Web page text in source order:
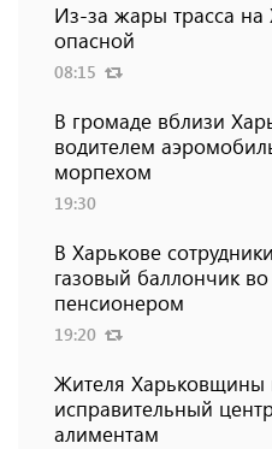
Из-за жары трасса на
опасной
08:15
В громаде вблизи
водителем
морпехом
19:30
В Харькове
газовый баллончик
пенсионером
19:20
Жителя Харьковщины
исправительный
алиментам